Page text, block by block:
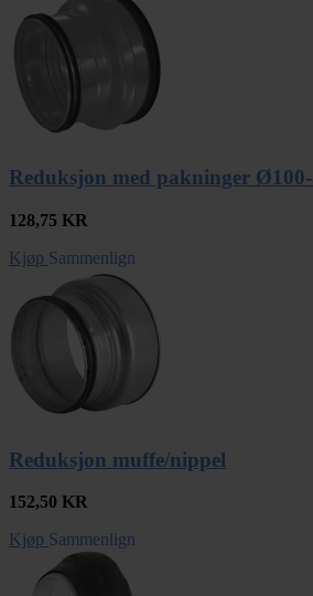
Reduksjon med pakninger
128,75 KR
Kjøp Sammenlign
Reduksjon muffe/nippel
152,50 KR
Kjøp Sammenlign